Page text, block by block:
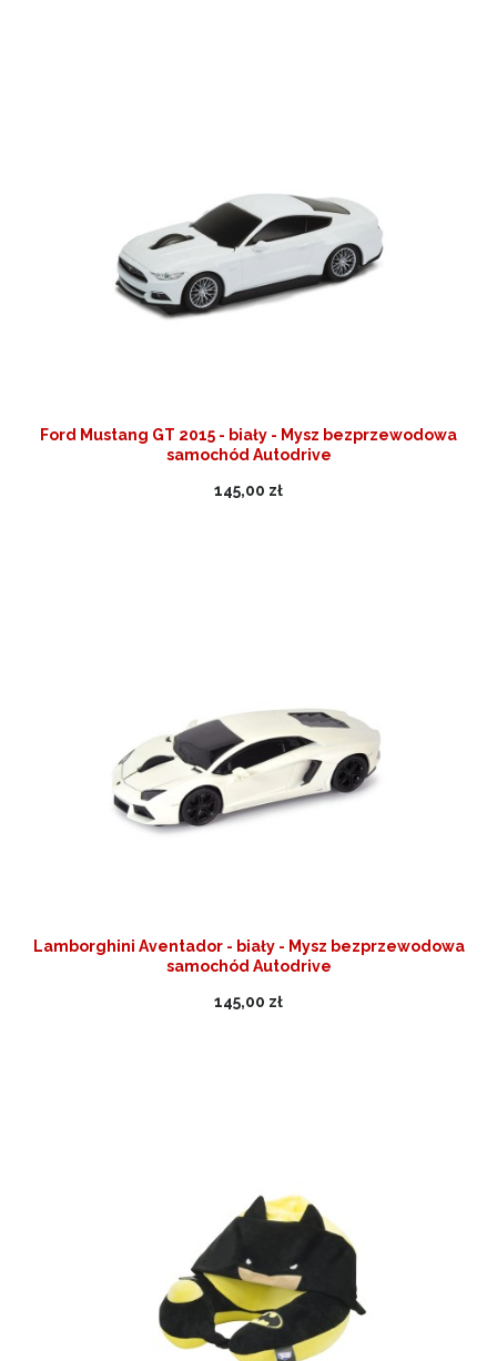
Ford Mustang GT 2015 - biały - Mysz bezprzewodowa
samochód Autodrive
145,00 zł
Lamborghini Aventador - biały - Mysz bezprzewodowa
samochód Autodrive
145,00 zł